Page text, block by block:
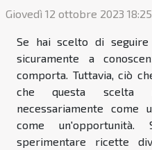
Giovedì 12 ottobre 2023 18:25
Se hai scelto di
sicuramente a
comporta. Tuttavia, ciò
che questa scelta
necessariamente come
come un'opportunità.
sperimentare ricette